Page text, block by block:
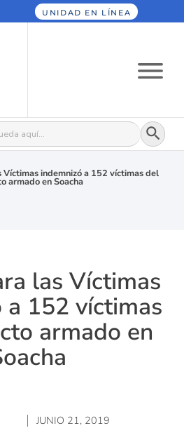
UNIDAD EN LÍNEA
Botón
Víctimas indemnizó a 152 víctimas del
armado en Soacha
las Víctimas
a 152 víctimas
armado en
JUNIO 21, 2019